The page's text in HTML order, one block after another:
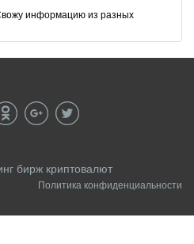
информацию из разных
бирж криптовалют
Политика конфиденциальности